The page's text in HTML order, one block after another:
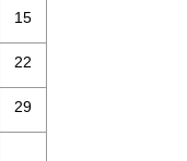
15
22
29